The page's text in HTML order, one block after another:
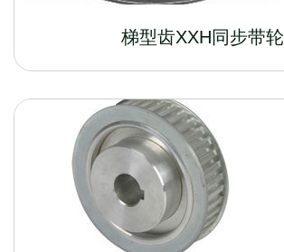
梯型齿XXH同步带轮